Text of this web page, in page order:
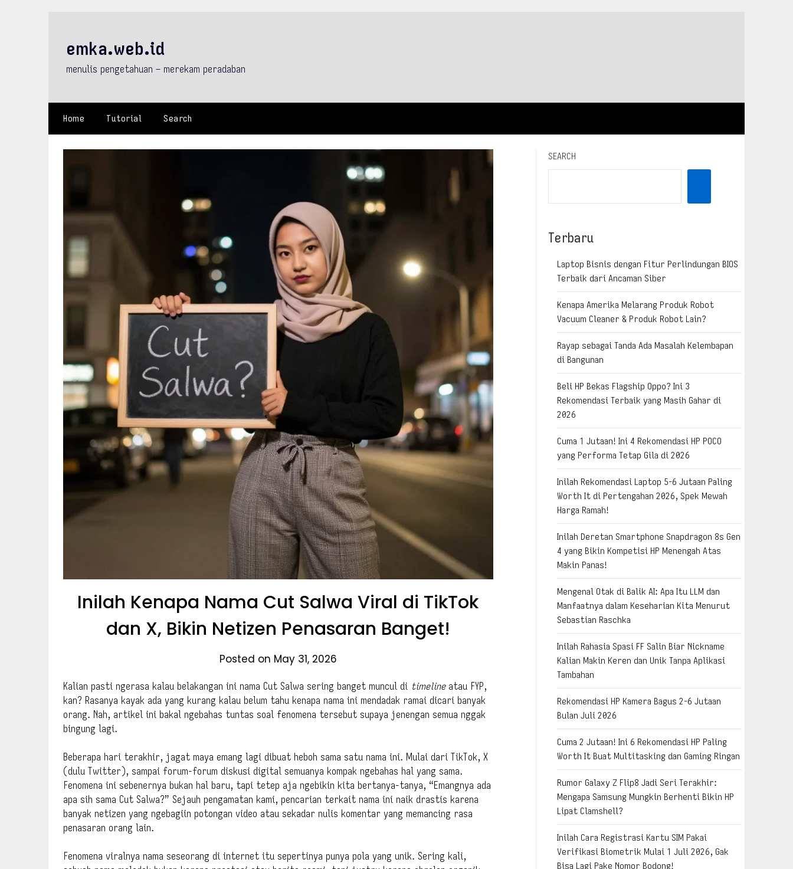
emka.web.id
menulis pengetahuan – merekam peradaban
Home Tutorial Search
Inilah Kenapa Nama Cut Salwa Viral di TikTok
dan X, Bikin Netizen Penasaran Banget!
Posted on May 31, 2026
Kalian pasti ngerasa kalau belakangan ini nama Cut Salwa sering banget muncul di timelineatau FYP,
kan? Rasanya kayak ada yang kurang kalau belum tahu kenapa nama ini mendadak ramai dicari banyak
orang. Nah, artikel ini bakal ngebahas tuntas soal fenomena tersebut supaya jenengan semua nggak
bingung lagi.
Beberapa hari terakhir, jagat maya emang lagi dibuat heboh sama satu nama ini. Mulai dari TikTok, X
(dulu Twitter), sampai forum-forum diskusi digital semuanya kompak ngebahas hal yang sama.
Fenomena ini sebenernya bukan hal baru, tapi tetep aja ngebikin kita bertanya-tanya, “Emangnya ada
apa sih sama Cut Salwa?” Sejauh pengamatan kami, pencarian terkait nama ini naik drastis karena
banyak netizen yang ngebagiin potongan video atau sekadar nulis komentar yang memancing rasa
penasaran orang lain.
Fenomena viralnya nama seseorang di internet itu sepertinya punya pola yang unik. Sering kali,
SEARCH
Terbaru
Laptop Bisnis dengan Fitur Perlindungan BIOS
Terbaik dari Ancaman Siber
Kenapa Amerika Melarang Produk Robot
Vacuum Cleaner & Produk Robot Lain?
Rayap sebagai Tanda Ada Masalah Kelembapan
di Bangunan
Beli HP Bekas Flagship Oppo? Ini 3
Rekomendasi Terbaik yang Masih Gahar di
2026
Cuma 1 Jutaan! Ini 4 Rekomendasi HP POCO
yang Performa Tetap Gila di 2026
Inilah Rekomendasi Laptop 5-6 Jutaan Paling
Worth It di Pertengahan 2026, Spek Mewah
Harga Ramah!
Inilah Deretan Smartphone Snapdragon 8s Gen
4 yang Bikin Kompetisi HP Menengah Atas
Makin Panas!
Mengenal Otak di Balik AI: Apa Itu LLM dan
Manfaatnya dalam Keseharian Kita Menurut
Sebastian Raschka
Inilah Rahasia Spasi FF Salin Biar Nickname
Kalian Makin Keren dan Unik Tanpa Aplikasi
Tambahan
Rekomendasi HP Kamera Bagus 2-6 Jutaan
Bulan Juli 2026
Cuma 2 Jutaan! Ini 6 Rekomendasi HP Paling
Worth It Buat Multitasking dan Gaming Ringan
Rumor Galaxy Z Flip8 Jadi Seri Terakhir:
Mengapa Samsung Mungkin Berhenti Bikin HP
Lipat Clamshell?
Inilah Cara Registrasi Kartu SIM Pakai
Verifikasi Biometrik Mulai 1 Juli 2026, Gak
Bisa Lagi Pake Nomor Bodong!